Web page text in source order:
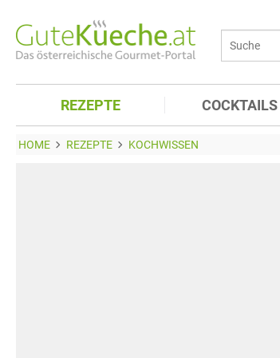
REZEPTE COCKTAILS
HOME REZEPTE KOCHWISSEN